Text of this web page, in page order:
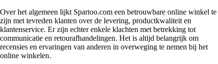
Over het algemeen lijkt Spartoo.com een betrouwbare online winkel te
zijn met tevreden klanten over de levering, productkwaliteit en
klantenservice. Er zijn echter enkele klachten met betrekking tot
communicatie en retourafhandelingen. Het is altijd belangrijk om
recensies en ervaringen van anderen in overweging te nemen bij het
online winkelen.